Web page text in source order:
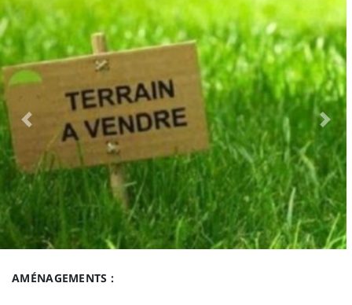
Previous
AMÉNAGEMENTS :